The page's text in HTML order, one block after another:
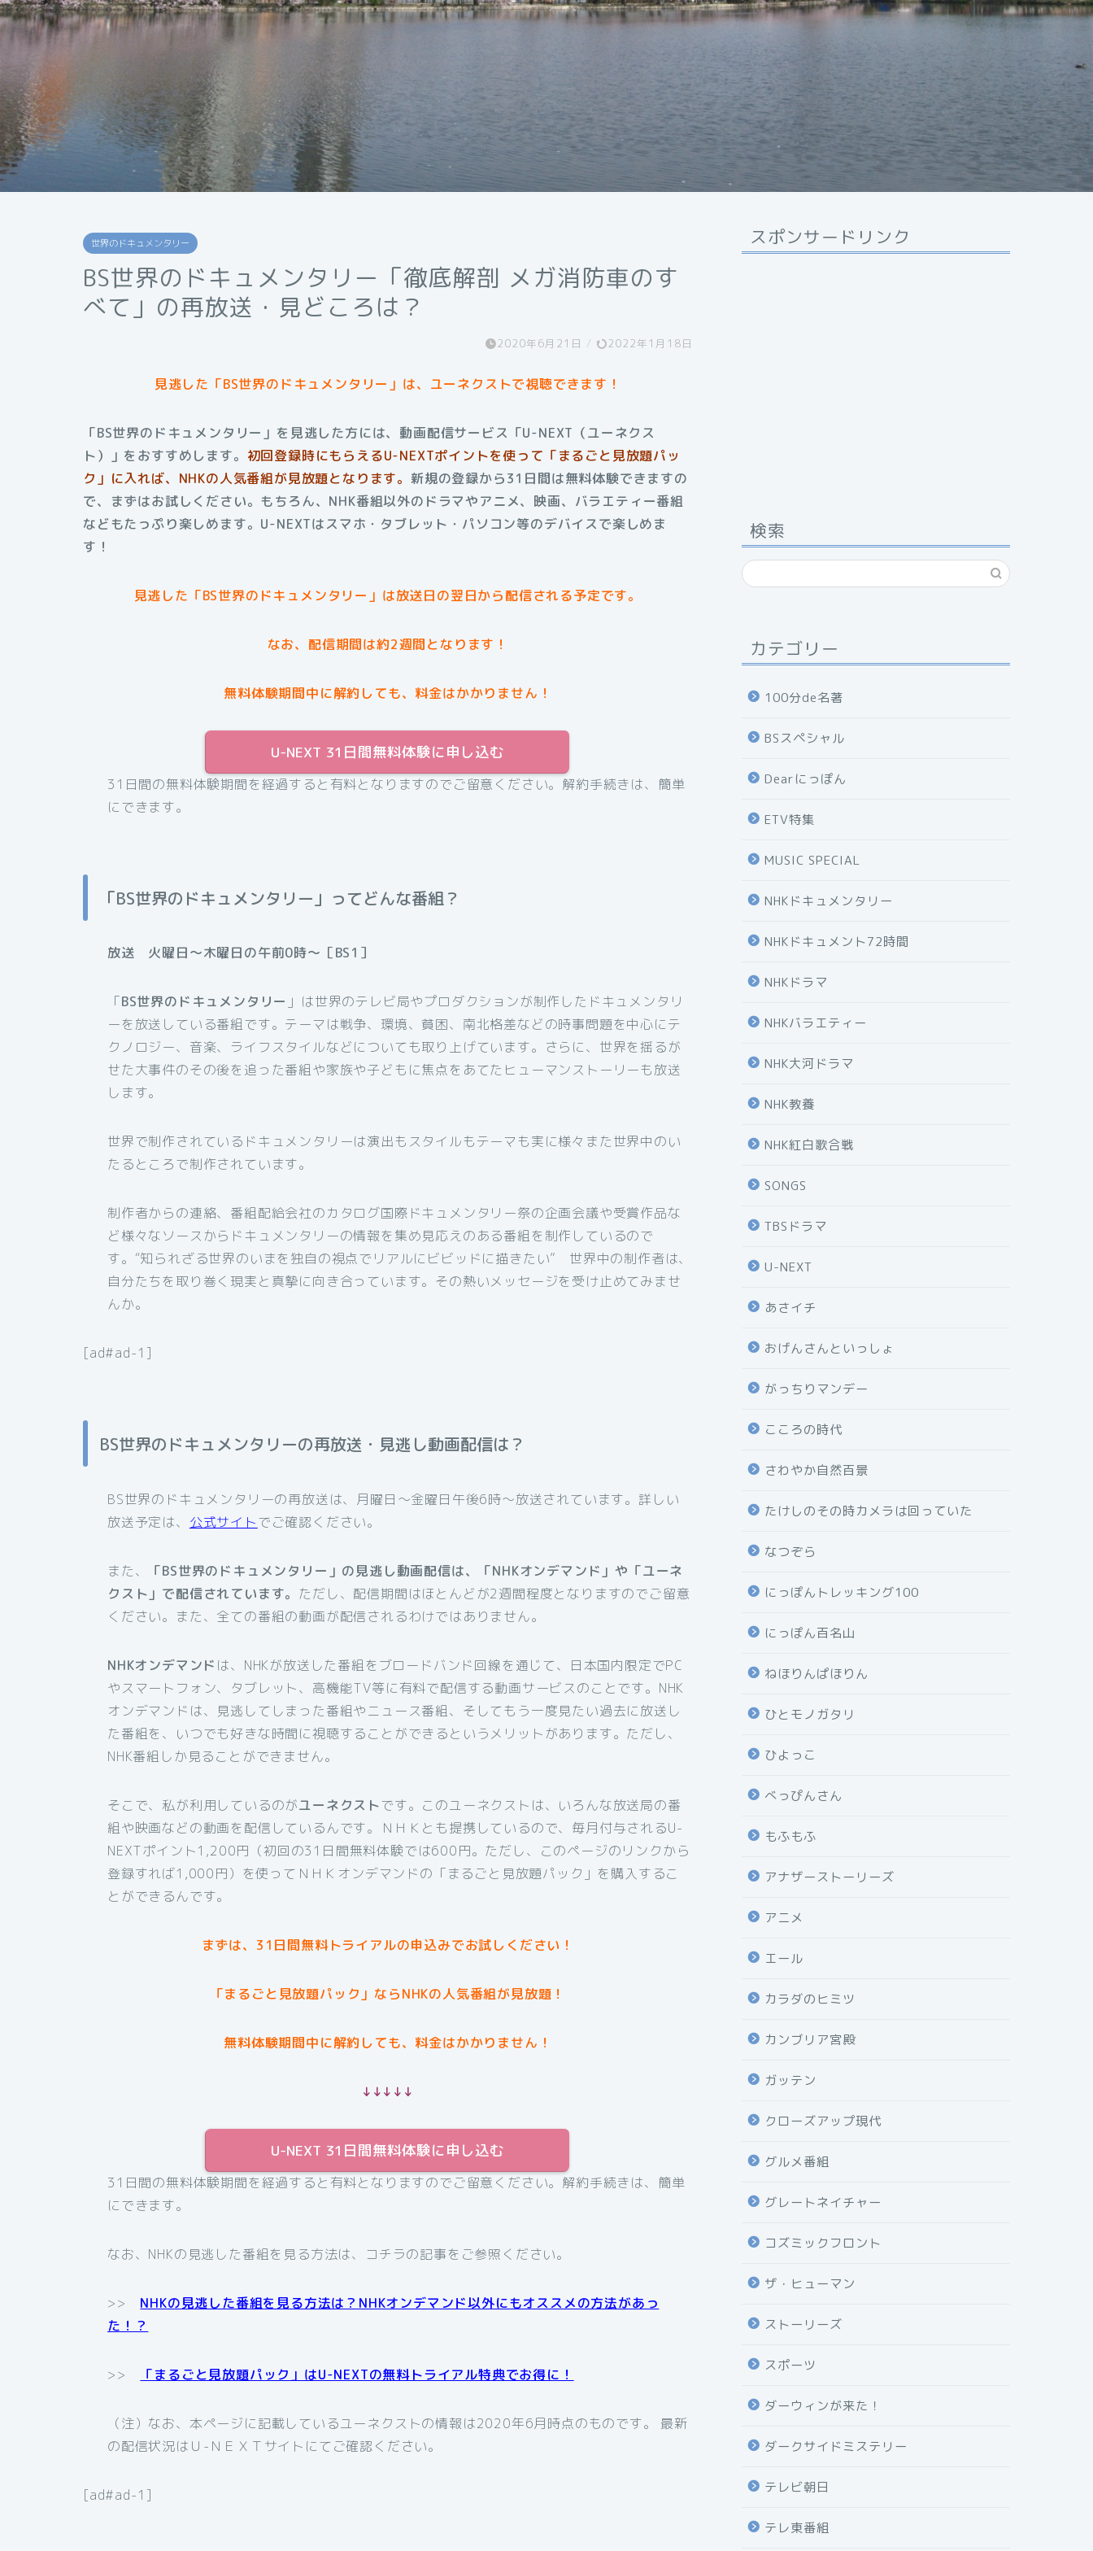
世界のドキュメンタリー
BS世界のドキュメンタリー「徹底解剖 メガ消防車のす
べて」の再放送・見どころは？
2020年6月21日 / 2022年1月18日
見逃した「BS世界のドキュメンタリー」は、ユーネクストで視聴できます！
「BS世界のドキュメンタリー」を見逃した方には、動画配信サービス「U-NEXT（ユーネクス
ト）」をおすすめします。 初回登録時にもらえるU-NEXTポイントを使って「まるごと見放題パッ
ク」に入れば、NHKの人気番組が見放題となります。 新規の登録から31日間は無料体験できますの
で、まずはお試しください。もちろん、NHK番組以外のドラマやアニメ、映画、バラエティー番組
などもたっぷり楽しめます。U-NEXTはスマホ・タブレット・パソコン等のデバイスで楽しめま
す！
見逃した「BS世界のドキュメンタリー」は放送日の翌日から配信される予定です。
なお、配信期間は約2週間となります！
無料体験期間中に解約しても、料金はかかりません！
U-NEXT 31日間無料体験に申し込む
31日間の無料体験期間を経過すると有料となりますのでご留意ください。解約手続きは、簡単
にできます。
「BS世界のドキュメンタリー」ってどんな番組？
放送 火曜日～木曜日の午前0時～［BS1］
「BS世界のドキュメンタリー 」は世界のテレビ局やプロダクションが制作したドキュメンタリ
ーを放送している番組です。テーマは戦争、環境、貧困、南北格差などの時事問題を中心にテ
クノロジー、音楽、ライフスタイルなどについても取り上げています。さらに、世界を揺るが
せた大事件のその後を追った番組や家族や子どもに焦点をあてたヒューマンストーリーも放送
します。
世界で制作されているドキュメンタリーは演出もスタイルもテーマも実に様々また世界中のい
たるところで制作されています。
制作者からの連絡、番組配給会社のカタログ国際ドキュメンタリー祭の企画会議や受賞作品な
ど様々なソースからドキュメンタリーの情報を集め見応えのある番組を制作しているので
す。“知られざる世界のいまを独自の視点でリアルにビビッドに描きたい” 世界中の制作者は、
自分たちを取り巻く現実と真摯に向き合っています。その熱いメッセージを受け止めてみませ
んか。
[ad#ad-1]
BS世界のドキュメンタリーの再放送・見逃し動画配信は？
BS世界のドキュメンタリーの再放送は、月曜日〜金曜日午後6時〜放送されています。詳しい
放送予定は、 公式サイトでご確認ください。
また、
「BS世界のドキュメンタリー」の見逃し動画配信は、「NHKオンデマンド」や「ユーネ
クスト」で配信されています。 ただし、配信期間はほとんどが2週間程度となりますのでご留意
ください。また、全ての番組の動画が配信されるわけではありません。
NHKオンデマンド は、NHKが放送した番組をブロードバンド回線を通じて、日本国内限定でPC
やスマートフォン、タブレット、高機能TV等に有料で配信する動画サービスのことです。NHK
オンデマンドは、見逃してしまった番組やニュース番組、そしてもう一度見たい過去に放送し
た番組を、いつでも好きな時間に視聴することができるというメリットがあります。ただし、
NHK番組しか見ることができません。
そこで、私が利用しているのがユーネクストです。このユーネクストは、いろんな放送局の番
組や映画などの動画を配信しているんです。ＮＨＫとも提携しているので、毎月付与されるU-
NEXTポイント1,200円（初回の31日間無料体験では600円。ただし、このページのリンクから
登録すれば1,000円）を使ってＮＨＫオンデマンドの「まるごと見放題パック」を購入するこ
とができるんです。
まずは、31日間無料トライアルの申込みでお試しください！
「まるごと見放題パック」ならNHKの人気番組が見放題！
無料体験期間中に解約しても、料金はかかりません！
↓↓↓↓↓
U-NEXT 31日間無料体験に申し込む
31日間の無料体験期間を経過すると有料となりますのでご留意ください。解約手続きは、簡単
にできます。
なお、NHKの見逃した番組を見る方法は、コチラの記事をご参照ください。
>> NHKの見逃した番組を見る方法は？NHKオンデマンド以外にもオススメの方法があっ
た！？
>> 「まるごと見放題パック」はU-NEXTの無料トライアル特典でお得に！
（注）なお、本ページに記載しているユーネクストの情報は2020年6月時点のものです。 最新
の配信状況はＵ-ＮＥＸＴサイトにてご確認ください。
[ad#ad-1]
スポンサードリンク
検索
カテゴリー
100分de名著
BSスペシャル
Dearにっぽん
ETV特集
MUSIC SPECIAL
NHKドキュメンタリー
NHKドキュメント72時間
NHKドラマ
NHKバラエティー
NHK大河ドラマ
NHK教養
NHK紅白歌合戦
SONGS
TBSドラマ
U-NEXT
あさイチ
おげんさんといっしょ
がっちりマンデー
こころの時代
さわやか自然百景
たけしのその時カメラは回っていた
なつぞら
にっぽんトレッキング100
にっぽん百名山
ねほりんぱほりん
ひとモノガタリ
ひよっこ
べっぴんさん
もふもふ
アナザーストーリーズ
アニメ
エール
カラダのヒミツ
カンブリア宮殿
ガッテン
クローズアップ現代
グルメ番組
グレートネイチャー
コズミックフロント
ザ・ヒューマン
ストーリーズ
スポーツ
ダーウィンが来た！
ダークサイドミステリー
テレビ朝日
テレ東番組